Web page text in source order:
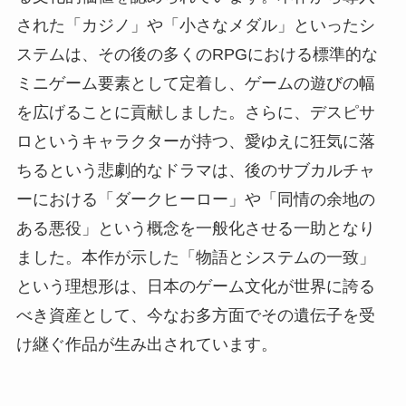
された「カジノ」や「小さなメダル」といったシ
ステムは、その後の多くのRPGにおける標準的な
ミニゲーム要素として定着し、ゲームの遊びの幅
を広げることに貢献しました。さらに、デスピサ
ロというキャラクターが持つ、愛ゆえに狂気に落
ちるという悲劇的なドラマは、後のサブカルチャ
ーにおける「ダークヒーロー」や「同情の余地の
ある悪役」という概念を一般化させる一助となり
ました。本作が示した「物語とシステムの一致」
という理想形は、日本のゲーム文化が世界に誇る
べき資産として、今なお多方面でその遺伝子を受
け継ぐ作品が生み出されています。